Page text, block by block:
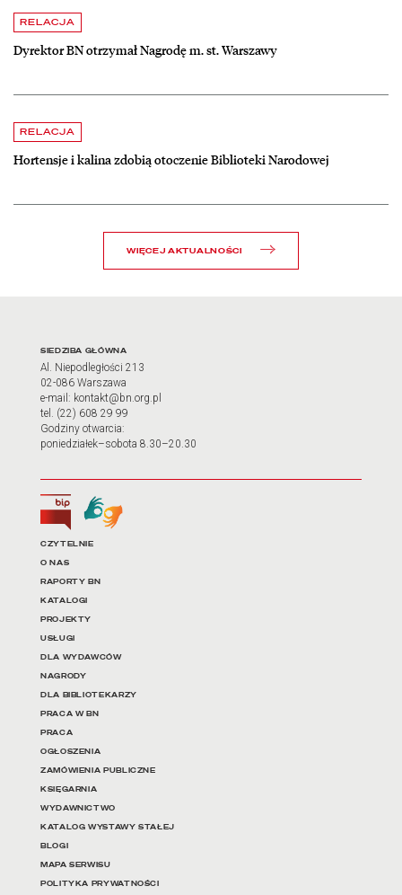
RELACJA
Dyrektor BN otrzymał Nagrodę m. st. Warszawy
czytaj więcej o Dyrektor BN otrzymał Nagrodę m. st. Warszawy
RELACJA
Hortensje i kalina zdobią otoczenie Biblioteki Narodowej
czytaj więcej o Hortensje i kalina zdobią otoczenie Biblioteki
WIĘCEJ AKTUALNOŚCI
Adres oraz godziny
SIEDZIBA GŁÓWNA
Al. Niepodległości 213
02-086 Warszawa
e-mail: kontakt@bn.org.pl
tel. (22) 608 29 99
Godziny otwarcia:
poniedziałek–sobota 8.30–20.30
Biuletyn Informacji Publicznej
Tłumacz języka migowego
Linki do najważniejszych
CZYTELNIE
O NAS
RAPORTY BN
KATALOGI
PROJEKTY
USŁUGI
DLA WYDAWCÓW
NAGRODY
DLA BIBLIOTEKARZY
PRACA W BN
PRACA
OGŁOSZENIA
ZAMÓWIENIA PUBLICZNE
KSIĘGARNIA
WYDAWNICTWO
KATALOG WYSTAWY STAŁEJ
BLOGI
MAPA SERWISU
POLITYKA PRYWATNOŚCI